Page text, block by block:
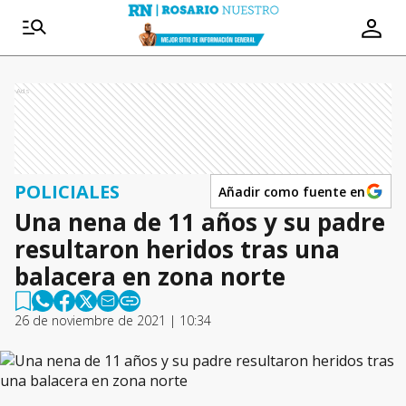
Ads
POLICIALES Añadir como fuente en
Una nena de 11 años y su padre
resultaron heridos tras una
balacera en zona norte
26 de noviembre de 2021 | 10:34